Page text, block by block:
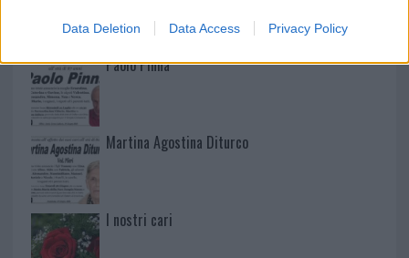
Data Deletion Data Access Privacy Policy
Paolo Pinna
Martina Agostina Diturco
I nostri cari